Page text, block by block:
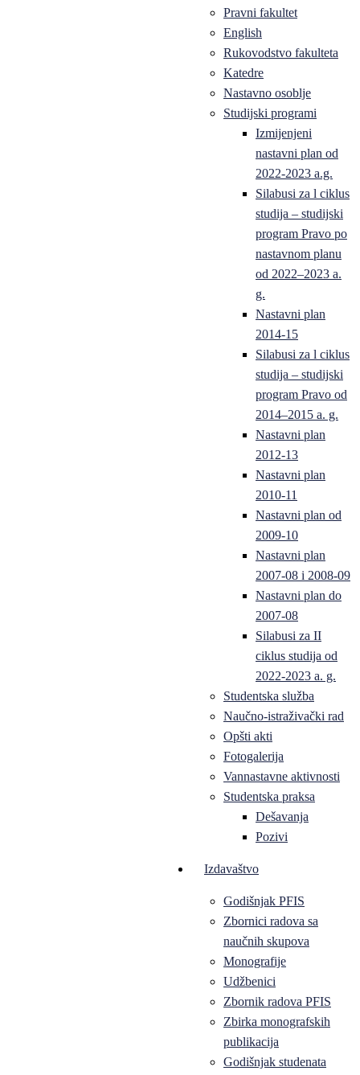
Pravni fakultet
English
Rukovodstvo fakulteta
Katedre
Nastavno osoblje
Studijski programi
Izmijenjeni
nastavni plan od
2022-2023 a.g.
Silabusi za l ciklus
studija – studijski
program Pravo po
nastavnom planu
od 2022–2023 a.
g.
Nastavni plan
2014-15
Silabusi za l ciklus
studija – studijski
program Pravo od
2014–2015 a. g.
Nastavni plan
2012-13
Nastavni plan
2010-11
Nastavni plan od
2009-10
Nastavni plan
2007-08 i 2008-09
Nastavni plan do
2007-08
Silabusi za II
ciklus studija od
2022-2023 a. g.
Studentska služba
Naučno-istraživački rad
Opšti akti
Fotogalerija
Vannastavne aktivnosti
Studentska praksa
Dešavanja
Pozivi
Izdavaštvo
Godišnjak PFIS
Zbornici radova sa
naučnih skupova
Monografije
Udžbenici
Zbornik radova PFIS
Zbirka monografskih
publikacija
Godišnjak studenata